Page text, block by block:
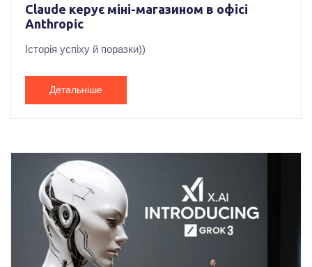
Claude керує міні-магазином в офісі
Anthropic
Історія успіху й поразки))
Детальніше